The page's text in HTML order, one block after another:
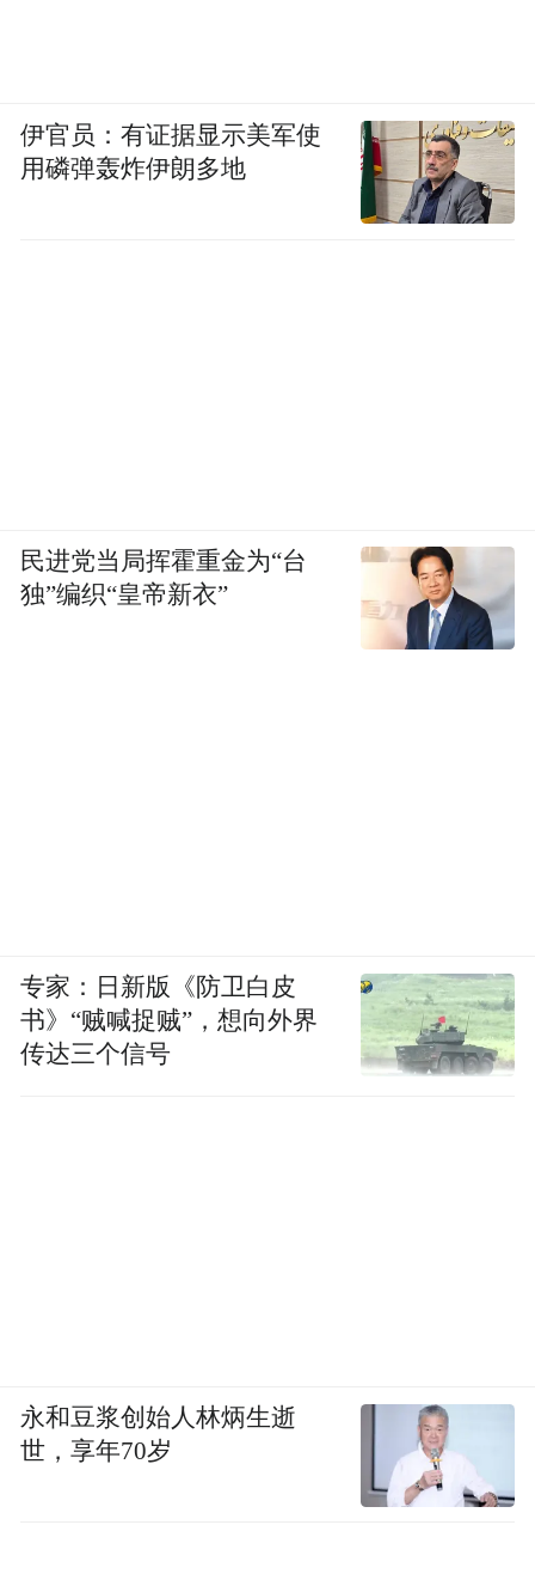
伊官员：有证据显示美军使
用磷弹轰炸伊朗多地
民进党当局挥霍重金为“台
独”编织“皇帝新衣”
专家：日新版《防卫白皮
书》“贼喊捉贼”，想向外界
传达三个信号
永和豆浆创始人林炳生逝
世，享年70岁